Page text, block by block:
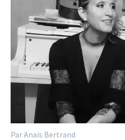
Par Anais Bertrand